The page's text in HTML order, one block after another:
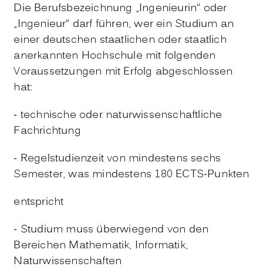
Die Berufsbezeichnung „Ingenieurin“ oder
„Ingenieur“ darf führen, wer ein Studium an
einer deutschen staatlichen oder staatlich
anerkannten Hochschule mit folgenden
Voraussetzungen mit Erfolg abgeschlossen
hat:
- technische oder naturwissenschaftliche
Fachrichtung
- Regelstudienzeit von mindestens sechs
Semester, was mindestens 180 ECTS-Punkten
entspricht
- Studium muss überwiegend von den
Bereichen Mathematik, Informatik,
Naturwissenschaften